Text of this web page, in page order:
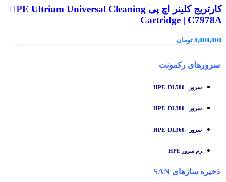
کارتریج کلینر اچ پی HPE Ultrium Universal Cleaning
Cartridge | C7978A
8,000,000 تومان
سرورهای رکمونت
سرور HPE DL580
سرور HPE DL380
سرور HPE DL360
رم سرور HPE
ذخیره سازهای SAN